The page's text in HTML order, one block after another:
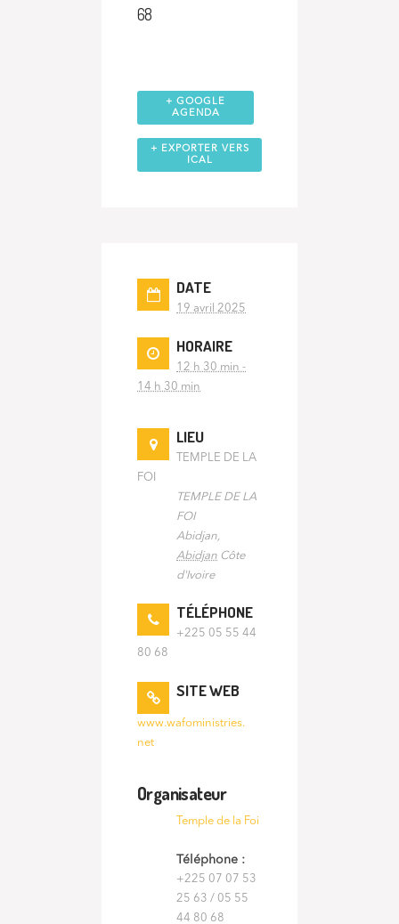
68
+ GOOGLE
AGENDA
+ EXPORTER VERS
ICAL
DATE
19 avril 2025
HORAIRE
12 h 30 min -
14 h 30 min
LIEU
TEMPLE DE LA
FOI
TEMPLE DE LA
FOI
Abidjan
Abidjan Côte
d'Ivoire
TÉLÉPHONE
+225 05 55 44
80 68
SITE WEB
www.wafoministries.
net
Organisateur
Temple de la Foi
Téléphone :
+225 07 07 53
25 63 / 05 55
44 80 68